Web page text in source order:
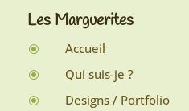
Les Marguerites
\ Accueil
\ Qui suis-je ?
\ Designs / Portfolio